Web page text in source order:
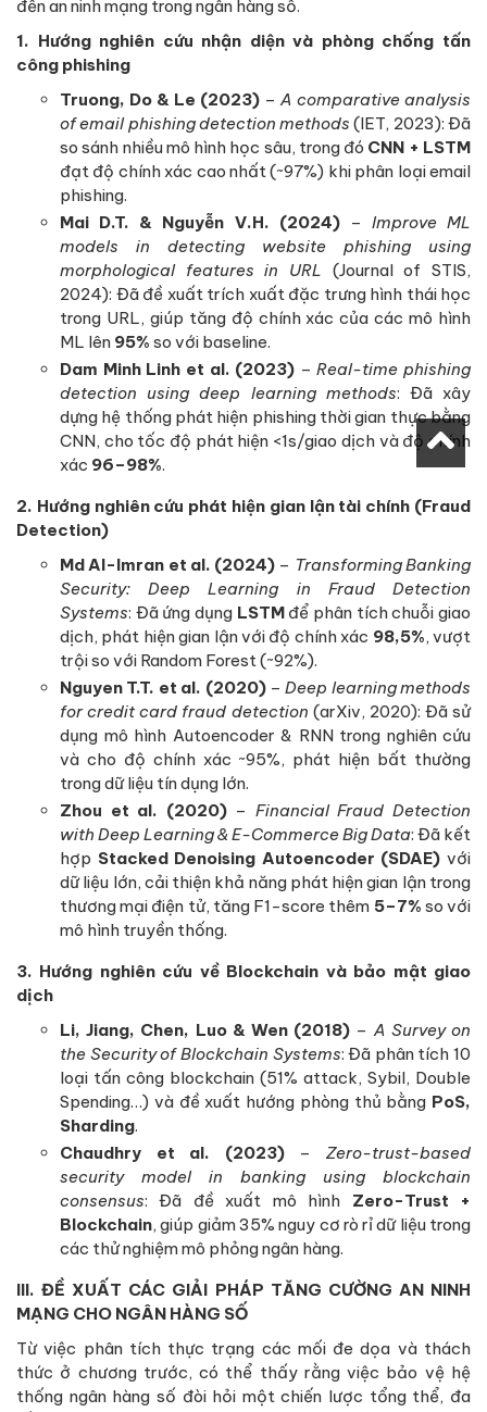
đến an ninh mạng trong ngân hàng số.
1. Hướng nghiên cứu nhận diện và phòng chống tấn
công phishing
Truong, Do & Le (2023) –A comparative analysis
of email phishing detection methods (IET, 2023): Đã
so sánh nhiều mô hình học sâu, trong đó CNN + LSTM
đạt độ chính xác cao nhất (~97%) khi phân loại email
phishing.
Mai D.T. & Nguyễn V.H. (2024)– Improve ML
models in detecting website phishing using
morphological features in URL (Journal of STIS,
2024): Đã đề xuất trích xuất đặc trưng hình thái học
trong URL, giúp tăng độ chính xác của các mô hình
ML lên 95% so với baseline.
Dam Minh Linh et al. (2023) –Real-time phishing
detection using deep learning methods: Đã xây
dựng hệ thống phát hiện phishing thời gian thực bằng
CNN, cho tốc độ phát hiện <1s/giao dịch và độ chính
xác 96–98%.
2. Hướng nghiên cứu phát hiện gian lận tài chính (Fraud
Detection)
Md Al-Imran et al. (2024) – Transforming Banking
Security: Deep Learning in Fraud Detection
Systems: Đã ứng dụng LSTMđể phân tích chuỗi giao
dịch, phát hiện gian lận với độ chính xác 98,5%, vượt
trội so với Random Forest (~92%).
Nguyen T.T. et al. (2020)–Deep learning methods
for credit card fraud detection (arXiv, 2020): Đã sử
dụng mô hình Autoencoder & RNN trong nghiên cứu
và cho độ chính xác ~95%, phát hiện bất thường
trong dữ liệu tín dụng lớn.
Zhou et al. (2020)– Financial Fraud Detection
with Deep Learning & E-Commerce Big Data: Đã kết
hợp Stacked Denoising Autoencoder (SDAE) với
dữ liệu lớn, cải thiện khả năng phát hiện gian lận trong
thương mại điện tử, tăng F1-score thêm 5–7% so với
mô hình truyền thống.
3. Hướng nghiên cứu về Blockchain và bảo mật giao
dịch
Li, Jiang, Chen, Luo & Wen (2018) –A Survey on
the Security of Blockchain Systems: Đã phân tích 10
loại tấn công blockchain (51% attack, Sybil, Double
Spending…) và đề xuất hướng phòng thủ bằng PoS,
Sharding.
Chaudhry et al. (2023)–Zero-trust-based
security model in banking using blockchain
consensus: Đã đề xuất mô hình Zero-Trust +
Blockchain, giúp giảm 35% nguy cơ rò rỉ dữ liệu trong
các thử nghiệm mô phỏng ngân hàng.
III. ĐỀ XUẤT CÁC GIẢI PHÁP TĂNG CƯỜNG AN NINH
MẠNG CHO NGÂN HÀNG SỐ
Từ việc phân tích thực trạng các mối đe dọa và thách
thức ở chương trước, có thể thấy rằng việc bảo vệ hệ
thống ngân hàng số đòi hỏi một chiến lược tổng thể, đa